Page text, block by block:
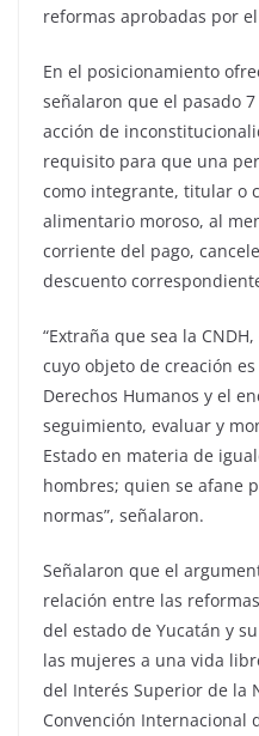
reformas aprobadas por
En el posicionamiento
señalaron que el pasado
acción de
requisito para que una
como integrante, titular o
alimentario moroso, al
corriente del pago,
descuento
“Extraña que sea la
cuyo objeto de creación
Derechos Humanos y el
seguimiento, evaluar y
Estado en materia de
hombres; quien se afane
normas”, señalaron.
Señalaron que el
relación entre las
del estado de Yucatán y
las mujeres a una vida
del Interés Superior de la
Convención Internacional